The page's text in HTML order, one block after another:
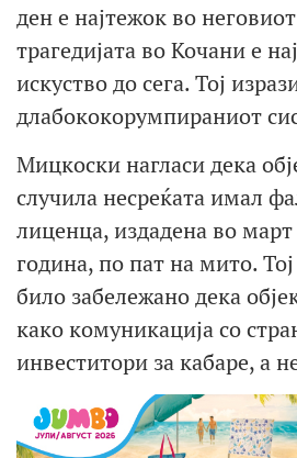
ден е најтежок во
трагедијата во Кочани е
искуство до сега. Тој
длабококорумпираниот
Мицкоски нагласи дека
случила несреќата имал
лиценца, издадена во
година, по пат на мито.
било забележано дека
како комуникација со
инвеститори за кабаре, а